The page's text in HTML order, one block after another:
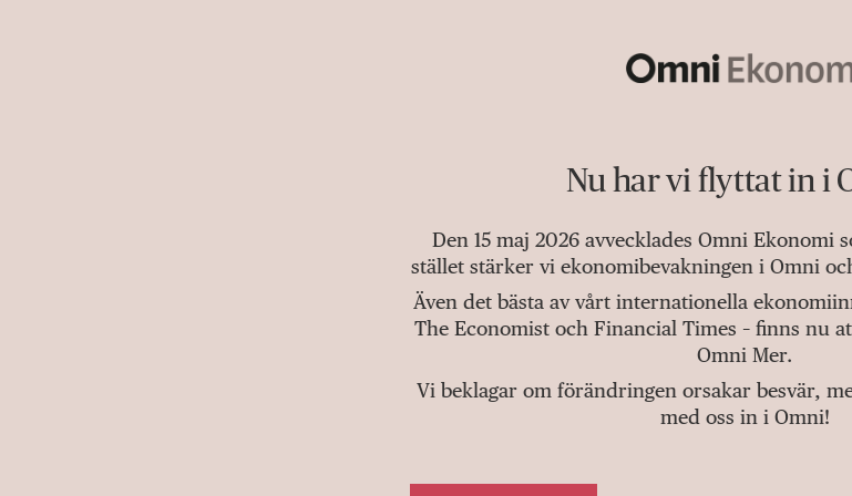
Nu har vi flyttat in i
Den 15 maj 2026 avvecklades Omni Ekonomi
stället stärker vi ekonomibevakningen i Omni
Även det bästa av vårt internationella
The Economist och Financial Times – finns nu
Omni Mer.
Vi beklagar om förändringen orsakar besvär,
med oss in i Omni!